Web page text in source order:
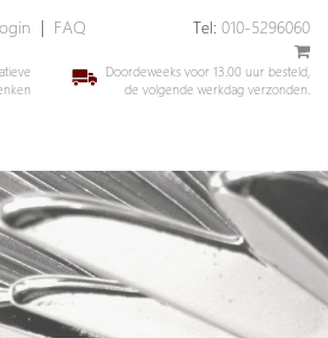
FAQ Tel: 010-5296060
Doordeweeks voor 13.00 uur besteld,
de volgende werkdag verzonden.